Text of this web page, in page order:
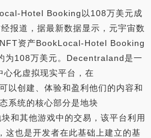
Hotel Booking以108万美元成
报道，据最新数据显示，元宇宙数
资产BookLocal-Hotel Booking
为108万美元。Decentraland是一
心化虚拟现实平台，在
以创建、体验和盈利他们的内容和
系统的核心部分是地块
和其他游戏中的交易，该平台利用
这也是开发者在此基础上建立的基